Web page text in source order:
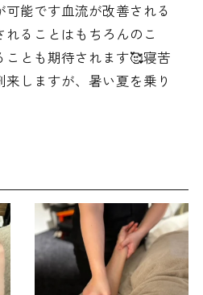
可能です血流が改善される
ることはもちろんのこ
ことも期待されます🥰寝苦
しますが、暑い夏を乗り